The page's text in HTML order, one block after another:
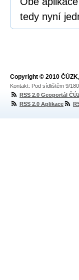
tedy nyní
Copyright © 2010
Kontakt: Pod sídlištěm 9/
RSS 2.0 Geoportál
RSS 2.0 Aplikace